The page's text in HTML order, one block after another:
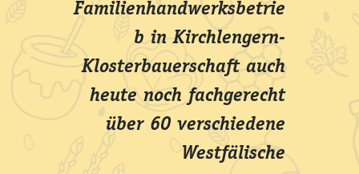
Familienhandwerksbetrie
b in Kirchlengern-
Klosterbauerschaft auch
heute noch fachgerecht
über 60 verschiedene
Westfälische